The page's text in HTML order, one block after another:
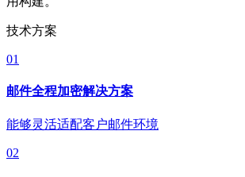
技术方案
01
邮件全程加密解决方案
能够灵活适配客户邮件环境
02